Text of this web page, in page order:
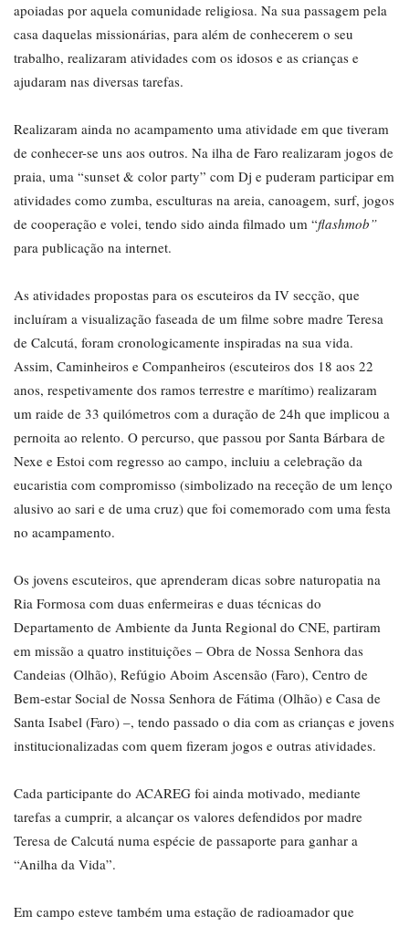
apoiadas por aquela comunidade religiosa. Na sua passagem pela
casa daquelas missionárias, para além de conhecerem o seu
trabalho, realizaram atividades com os idosos e as crianças e
ajudaram nas diversas tarefas.
Realizaram ainda no acampamento uma atividade em que tiveram
de conhecer-se uns aos outros. Na ilha de Faro realizaram jogos de
praia, uma “sunset & color party” com Dj e puderam participar em
atividades como zumba, esculturas na areia, canoagem, surf, jogos
de cooperação e volei, tendo sido ainda filmado um “flashmob”
para publicação na internet.
As atividades propostas para os escuteiros da IV secção, que
incluíram a visualização faseada de um filme sobre madre Teresa
de Calcutá, foram cronologicamente inspiradas na sua vida.
Assim, Caminheiros e Companheiros (escuteiros dos 18 aos 22
anos, respetivamente dos ramos terrestre e marítimo) realizaram
um raide de 33 quilómetros com a duração de 24h que implicou a
pernoita ao relento. O percurso, que passou por Santa Bárbara de
Nexe e Estoi com regresso ao campo, incluiu a celebração da
eucaristia com compromisso (simbolizado na receção de um lenço
alusivo ao sari e de uma cruz) que foi comemorado com uma festa
no acampamento.
Os jovens escuteiros, que aprenderam dicas sobre naturopatia na
Ria Formosa com duas enfermeiras e duas técnicas do
Departamento de Ambiente da Junta Regional do CNE, partiram
em missão a quatro instituições – Obra de Nossa Senhora das
Candeias (Olhão), Refúgio Aboim Ascensão (Faro), Centro de
Bem-estar Social de Nossa Senhora de Fátima (Olhão) e Casa de
Santa Isabel (Faro) –, tendo passado o dia com as crianças e jovens
institucionalizadas com quem fizeram jogos e outras atividades.
Cada participante do ACAREG foi ainda motivado, mediante
tarefas a cumprir, a alcançar os valores defendidos por madre
Teresa de Calcutá numa espécie de passaporte para ganhar a
“Anilha da Vida”.
Em campo esteve também uma estação de radioamador que